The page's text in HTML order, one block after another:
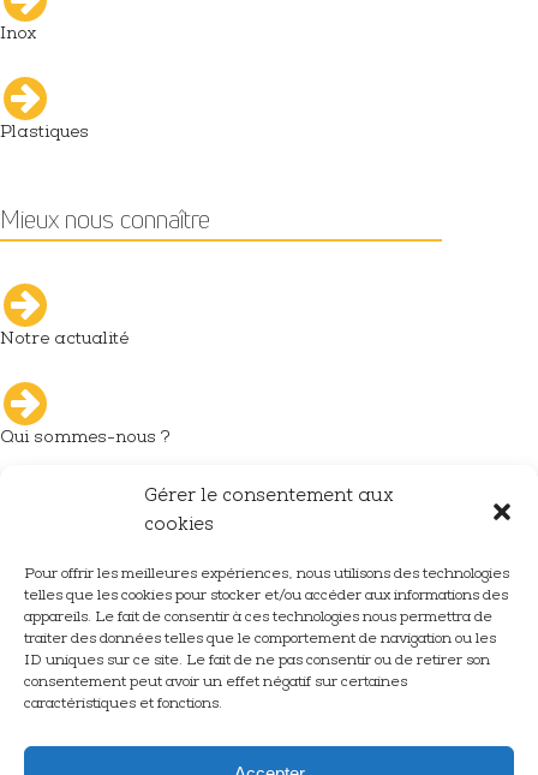
Gérer le consentement aux
cookies
Pour offrir les meilleures expériences, nous utilisons des technologies
telles que les cookies pour stocker et/ou accéder aux informations des
appareils. Le fait de consentir à ces technologies nous permettra de
traiter des données telles que le comportement de navigation ou les
ID uniques sur ce site. Le fait de ne pas consentir ou de retirer son
consentement peut avoir un effet négatif sur certaines
caractéristiques et fonctions.
Inox
Plastiques
Mieux nous connaître
Notre actualité
Qui sommes-nous ?
L'industrie du décolletage
Nous rejoindre
Nous contacter